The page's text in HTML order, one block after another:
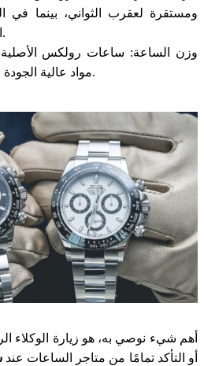
ومستقرة لعقرب الثواني، بينما في
العقارب بشكل متقطع.
وزن الساعة: ساعات رولكس
مواد عالية الجودة مقارنة بالنسخ المزيفة.
أهم شيء نوصي به، هو زيارة الوكلاء
أو التأكد تمامًا من متاجر الساعات عند